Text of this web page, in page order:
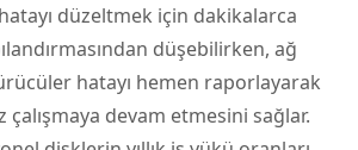
düzeltmek için dakikalarca
düşebilirken, ağ
hatayı hemen raporlayarak
devam etmesini sağlar.